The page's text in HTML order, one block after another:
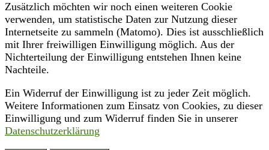
Zusätzlich möchten wir noch einen weiteren Cookie
verwenden, um statistische Daten zur Nutzung dieser
Internetseite zu sammeln (Matomo). Dies ist ausschließlich
mit Ihrer freiwilligen Einwilligung möglich. Aus der
Nichterteilung der Einwilligung entstehen Ihnen keine
Nachteile.
Ein Widerruf der Einwilligung ist zu jeder Zeit möglich.
Weitere Informationen zum Einsatz von Cookies, zu dieser
Einwilligung und zum Widerruf finden Sie in unserer
Datenschutzerklärung